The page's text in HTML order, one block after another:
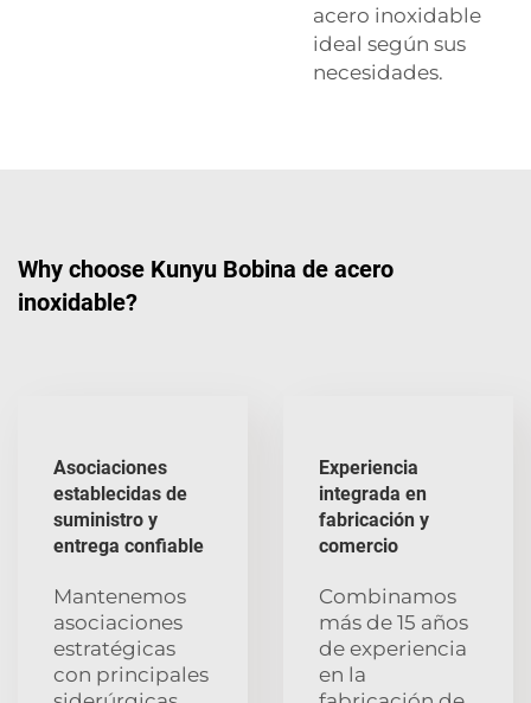
acero inoxidable
ideal según sus
necesidades.
Why choose Kunyu Bobina de acero
inoxidable?
Asociaciones
establecidas de
suministro y
entrega confiable
Mantenemos
asociaciones
estratégicas
con principales
Experiencia
integrada en
fabricación y
comercio
Combinamos
más de 15 años
de experiencia
en la